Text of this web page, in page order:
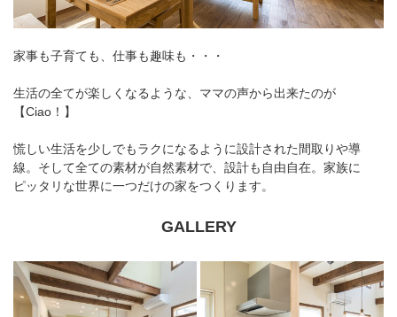
家事も子育ても、仕事も趣味も・・・
生活の全てが楽しくなるような、ママの声から出来たのが
【Ciao！】
慌しい生活を少しでもラクになるように設計された間取りや導
線。そして全ての素材が自然素材で、設計も自由自在。家族に
ピッタリな世界に一つだけの家をつくります。
GALLERY